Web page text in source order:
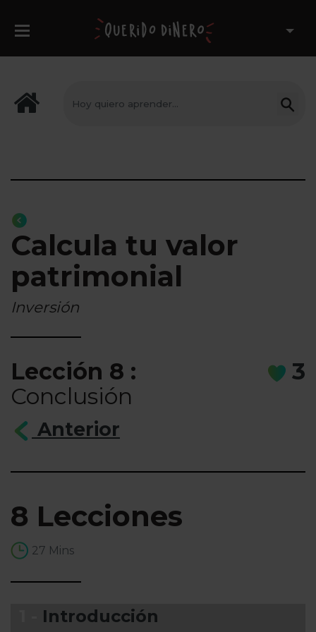
Calcula tu valor
patrimonial
Inversión
Lección 8 :
Conclusión
3
Anterior
8 Lecciones
27 Mins
Introducción